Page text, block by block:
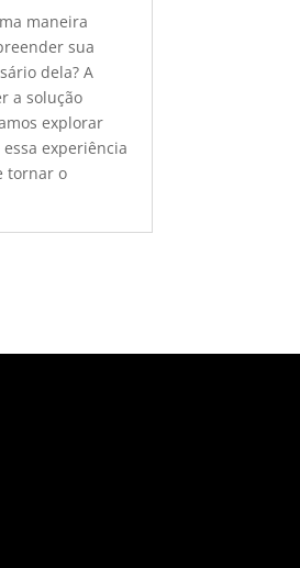
maneira
sua
dela? A
a solução
explorar
experiência
tornar o